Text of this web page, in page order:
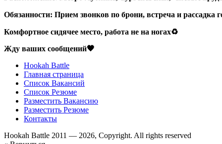
Обязанности: Прием звонков по брони, встреча и рассадка
Комфортное сидячее место, работа не на ногах♻️
Жду ваших сообщений🖤
Hookah Battle
Главная страница
Список Вакансий
Список Резюме
Разместить Вакансию
Разместить Резюме
Контакты
Hookah Battle 2011 — 2026, Copyright. All rights reserved